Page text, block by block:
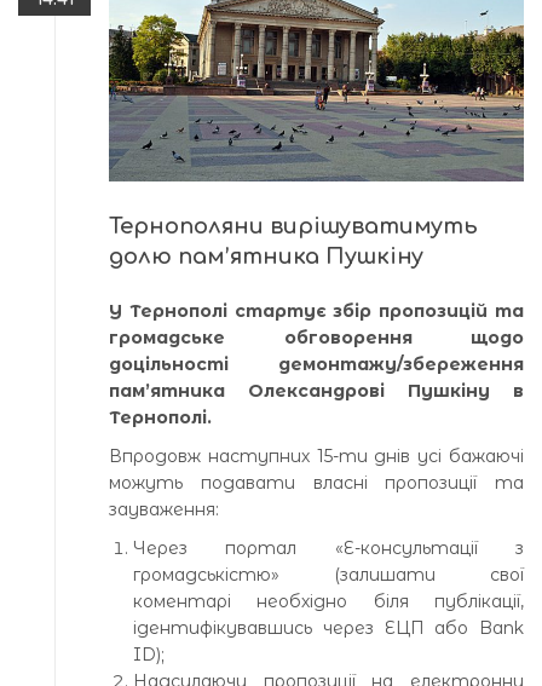
Тернополяни вирішуватимуть
долю пам’ятника Пушкіну
У Тернополі стартує збір пропозицій та
громадське обговорення щодо
доцільності демонтажу/збереження
пам’ятника Олександрові Пушкіну в
Тернополі.
Впродовж наступних 15-ти днів усі бажаючі
можуть подавати власні пропозиції та
зауваження:
Через портал «Е-консультації з
громадськістю» (залишати свої
коментарі необхідно біля публікації,
ідентифікувавшись через ЕЦП або Bank
ID);